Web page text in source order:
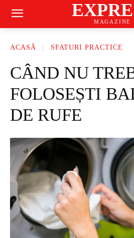
MAGAZINE
ACASĂ SFATURI PRACTICE
CÂND NU
FOLOSEȘTI
DE RUFE